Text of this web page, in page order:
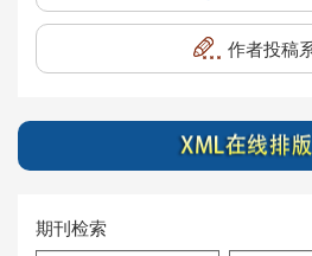
作者投稿
期刊检索